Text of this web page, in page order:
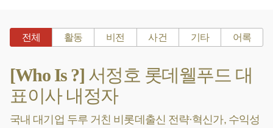
전체 활동 비전 사건 기타 어록
[Who Is ?] 서정호 롯데웰푸드 대
표이사 내정자
국내 대기업 두루 거친 비롯데출신 전략·혁신가, 수익성